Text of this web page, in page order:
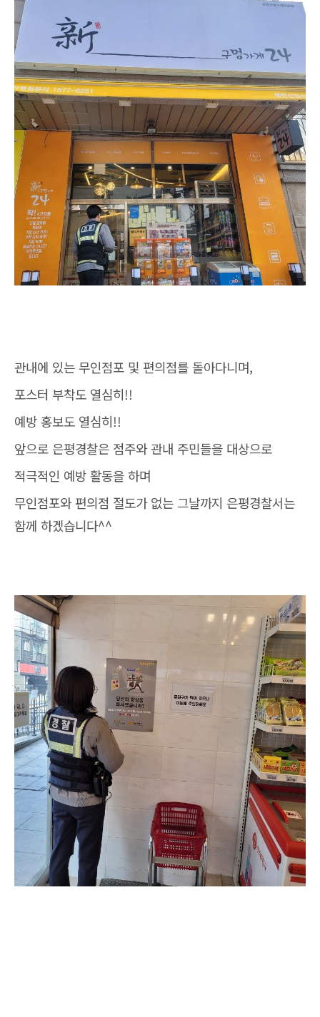
관내에 있는 무인점포 및 편의점를 돌아다니며,
포스터 부착도 열심히!!
예방 홍보도 열심히!!
앞으로 은평경찰은 점주와 관내 주민들을 대상으로
적극적인 예방 활동을 하며
무인점포와 편의점 절도가 없는 그날까지 은평경찰서는
함께 하겠습니다^^